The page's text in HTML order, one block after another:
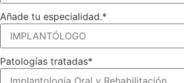
Añade tu especialidad.*
Patologías tratadas*